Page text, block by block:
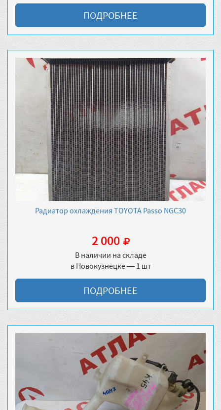
ПОДРОБНЕЕ
Радиатор охлаждения TOYOTA Passo NGC30
2 000
В наличии на складе
в Новокузнецке — 1 шт
ПОДРОБНЕЕ